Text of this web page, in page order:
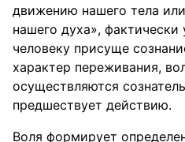
движению нашего тела
нашего духа», фактически
человеку присуще
характер переживания,
осуществляются
предшествует действию.
Воля формирует